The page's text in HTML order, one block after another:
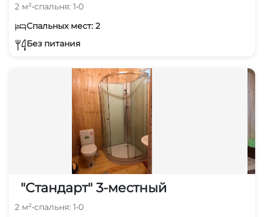
2 м²•спальня: 1•0
Спальных мест: 2
Без питания
"Стандарт" 3-местный
2 м²•спальня: 1•0